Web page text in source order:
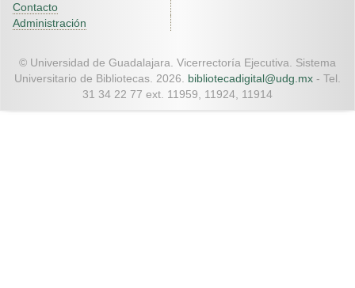
Contacto
Administración
© Universidad de Guadalajara. Vicerrectoría Ejecutiva. Sistema
Universitario de Bibliotecas. 2026. bibliotecadigital@udg.mx - Tel.
31 34 22 77 ext. 11959, 11924, 11914